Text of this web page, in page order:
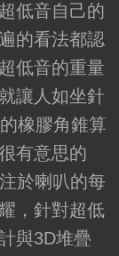
低音自己的
的看法都認
低音的重量
讓人如坐針
橡膠角錐算
有意思的
於喇叭的每
，針對超低
與3D堆疊